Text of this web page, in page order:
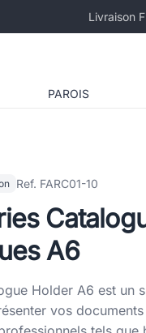
Livraison
PAROIS
Ref. FARC01-10
A6
Holder A6 est un
vos